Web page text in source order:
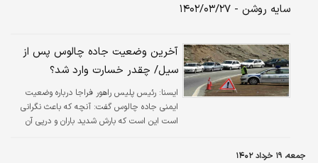
سایه روشن - ۱۴۰۲/۰۳/۲۷
آخرین وضعیت جاده چالوس پس از
سیل/ چقدر خسارت وارد شد؟
ايسنا: رئیس پلیس راهور فراجا درباره وضعیت
ایمنی جاده چالوس گفت:‌ آنچه که باعث نگرانی
است این است که بارش شدید باران و درپی آن
جمعه، ۱۹ خرداد ۱۴۰۲